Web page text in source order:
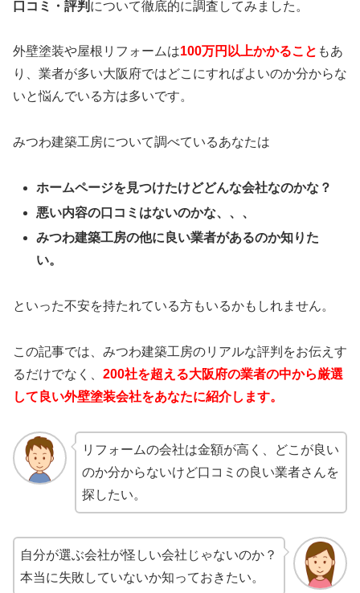
口コミ・評判 について徹底的に調査してみました。
外壁塗装や屋根リフォームは100万円以上かかること もあ
り、業者が多い大阪府ではどこにすればよいのか分からな
いと悩んでいる方は多いです。
みつわ建築工房について調べているあなたは
ホームページを見つけたけどどんな会社なのかな？
悪い内容の口コミはないのかな、、、
みつわ建築工房の他に良い業者があるのか知りた
い。
といった不安を持たれている方もいるかもしれません。
この記事では、みつわ建築工房のリアルな評判をお伝えす
るだけでなく、 200社を超える大阪府の業者の中から厳選
して良い外壁塗装会社をあなたに紹介します。
リフォームの会社は金額が高く、どこが良い
のか分からないけど口コミの良い業者さんを
探したい。
自分が選ぶ会社が怪しい会社じゃないのか？
本当に失敗していないか知っておきたい。